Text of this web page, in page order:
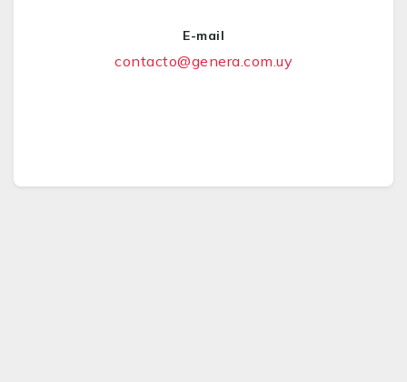
E-mail
contacto@genera.com.uy